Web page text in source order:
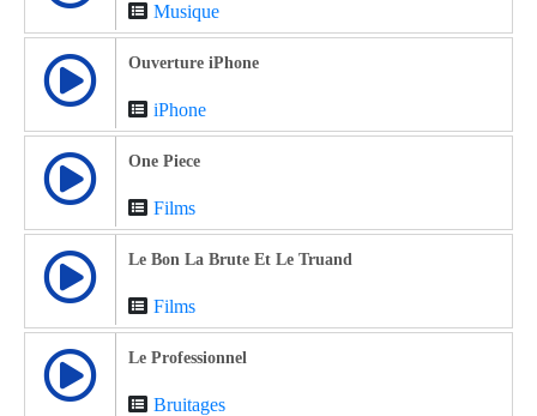
Musique
Ouverture iPhone
iPhone
One Piece
Films
Le Bon La Brute Et Le Truand
Films
Le Professionnel
Bruitages